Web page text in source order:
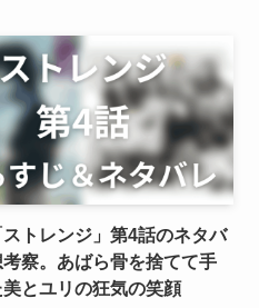
ストレンジ」第4話のネタバ
考察。あばら骨を捨てて手
とユリの狂気の笑顔